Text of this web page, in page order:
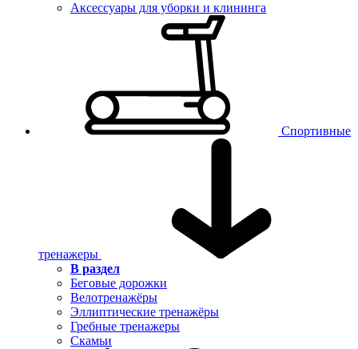
Аксессуары для уборки и клининга
Спортивные
тренажеры
В раздел
Беговые дорожки
Велотренажёры
Эллиптические тренажёры
Гребные тренажеры
Скамьи